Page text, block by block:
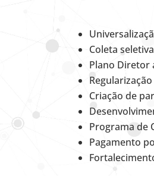
Coleta
Plano Diretor
Criação de
Programa de
Pagamento